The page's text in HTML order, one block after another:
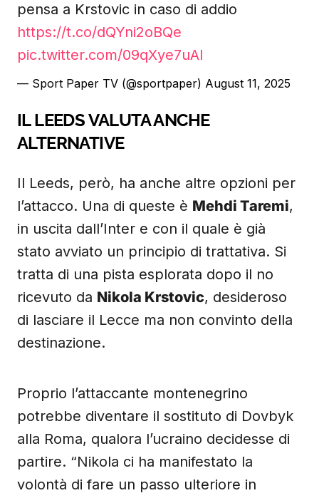
pensa a Krstovic in caso di addio
https://t.co/dQYni2oBQe
pic.twitter.com/09qXye7uAI
— Sport Paper TV (@sportpaper) August 11, 2025
IL LEEDS VALUTA ANCHE
ALTERNATIVE
Il Leeds, però, ha anche altre opzioni per
l’attacco. Una di queste è Mehdi Taremi,
in uscita dall’Inter e con il quale è già
stato avviato un principio di trattativa. Si
tratta di una pista esplorata dopo il no
ricevuto da Nikola Krstovic, desideroso
di lasciare il Lecce ma non convinto della
destinazione.
Proprio l’attaccante montenegrino
potrebbe diventare il sostituto di Dovbyk
alla Roma, qualora l’ucraino decidesse di
partire. “Nikola ci ha manifestato la
volontà di fare un passo ulteriore in